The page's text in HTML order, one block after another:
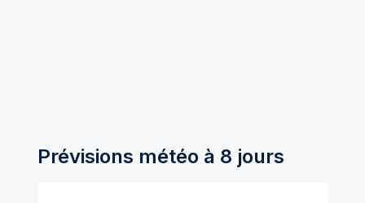
Prévisions météo à 8 jours